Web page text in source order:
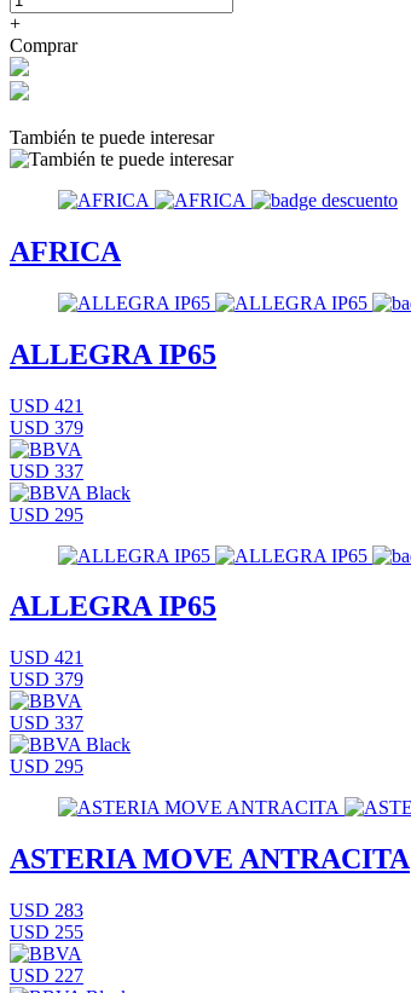
+
Comprar
También te puede interesar
AFRICA
ALLEGRA IP65
USD 421
USD 379
USD 337
USD 295
ALLEGRA IP65
USD 421
USD 379
USD 337
USD 295
ASTERIA MOVE ANTRACITA
USD 283
USD 255
USD 227